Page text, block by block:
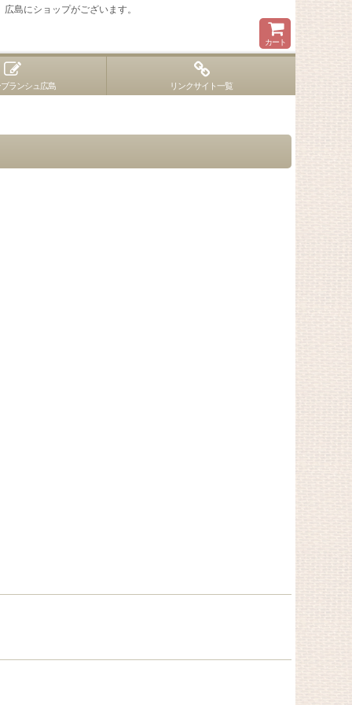
島にショップがございます。
カート
ランシュ広島 リンクサイト一覧